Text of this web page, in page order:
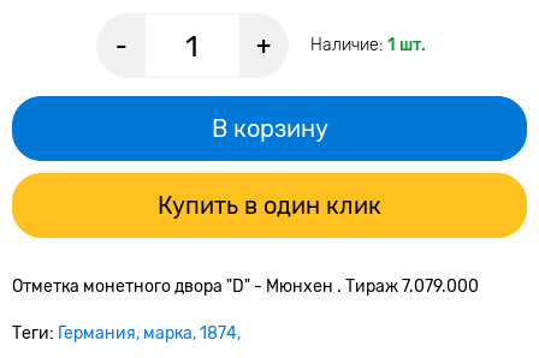
- + Наличие: 1 шт.
В корзину
Купить в один клик
Отметка монетного двора "D" - Мюнхен . Тираж 7.079.000
Теги: Германия марка 1874